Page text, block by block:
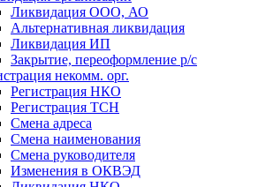
Ликвидация ООО, АО
Альтернативная ликвидация
Ликвидация ИП
Закрытие, переоформление р/с
некомм. орг.
Регистрация НКО
Регистрация ТСН
Смена адреса
Смена наименования
Смена руководителя
Изменения в ОКВЭД